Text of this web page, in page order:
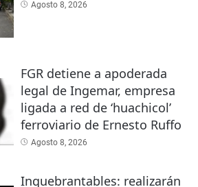
Agosto 8, 2026
FGR detiene a apoderada
legal de Ingemar, empresa
ligada a red de ‘huachicol’
ferroviario de Ernesto Ruffo
Agosto 8, 2026
Inquebrantables: realizarán